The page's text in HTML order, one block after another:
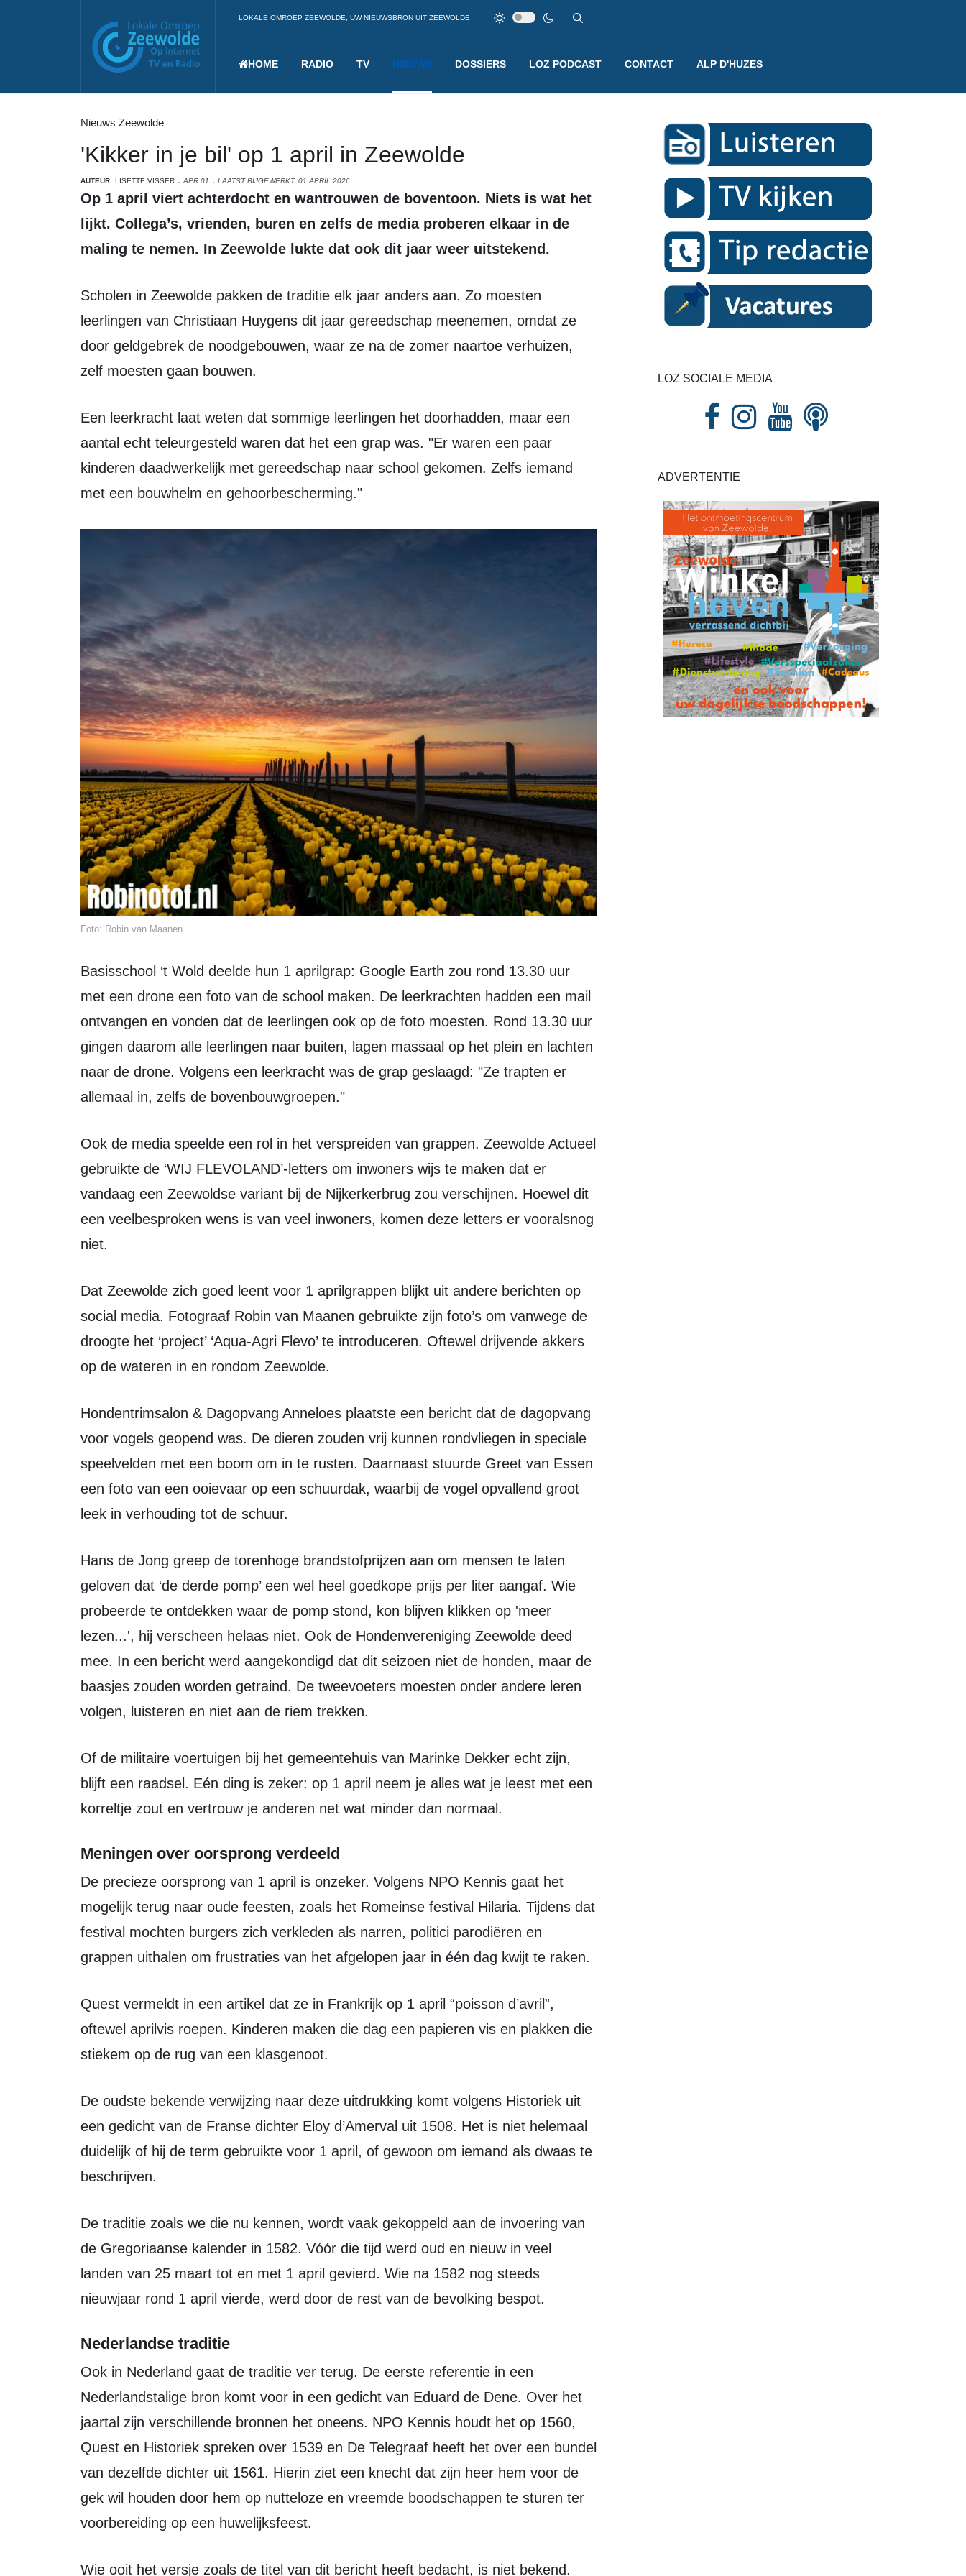
LOKALE OMROEP ZEEWOLDE, UW NIEUWSBRON UIT ZEEWOLDE
HOME RADIO TV NIEUWS DOSSIERS LOZ PODCAST CONTACT ALP D'HUZES
Nieuws Zeewolde
'Kikker in je bil' op 1 april in Zeewolde
AUTEUR: LISETTE VISSER APR 01 LAATST BIJGEWERKT: 01 APRIL 2026
Op 1 april viert achterdocht en wantrouwen de boventoon. Niets is wat het
lijkt. Collega’s, vrienden, buren en zelfs de media proberen elkaar in de
maling te nemen. In Zeewolde lukte dat ook dit jaar weer uitstekend.
Scholen in Zeewolde pakken de traditie elk jaar anders aan. Zo moesten
leerlingen van Christiaan Huygens dit jaar gereedschap meenemen, omdat ze
door geldgebrek de noodgebouwen, waar ze na de zomer naartoe verhuizen,
zelf moesten gaan bouwen.
Een leerkracht laat weten dat sommige leerlingen het doorhadden, maar een
aantal echt teleurgesteld waren dat het een grap was. "Er waren een paar
kinderen daadwerkelijk met gereedschap naar school gekomen. Zelfs iemand
met een bouwhelm en gehoorbescherming."
Foto: Robin van Maanen
Basisschool ‘t Wold deelde hun 1 aprilgrap: Google Earth zou rond 13.30 uur
met een drone een foto van de school maken. De leerkrachten hadden een mail
ontvangen en vonden dat de leerlingen ook op de foto moesten. Rond 13.30 uur
gingen daarom alle leerlingen naar buiten, lagen massaal op het plein en lachten
naar de drone. Volgens een leerkracht was de grap geslaagd: "Ze trapten er
allemaal in, zelfs de bovenbouwgroepen."
Ook de media speelde een rol in het verspreiden van grappen. Zeewolde Actueel
gebruikte de ‘WIJ FLEVOLAND’-letters om inwoners wijs te maken dat er
vandaag een Zeewoldse variant bij de Nijkerkerbrug zou verschijnen. Hoewel dit
een veelbesproken wens is van veel inwoners, komen deze letters er vooralsnog
niet.
Dat Zeewolde zich goed leent voor 1 aprilgrappen blijkt uit andere berichten op
social media. Fotograaf Robin van Maanen gebruikte zijn foto’s om vanwege de
droogte het ‘project’ ‘Aqua-Agri Flevo’ te introduceren. Oftewel drijvende akkers
op de wateren in en rondom Zeewolde.
Hondentrimsalon & Dagopvang Anneloes plaatste een bericht dat de dagopvang
voor vogels geopend was. De dieren zouden vrij kunnen rondvliegen in speciale
speelvelden met een boom om in te rusten. Daarnaast stuurde Greet van Essen
een foto van een ooievaar op een schuurdak, waarbij de vogel opvallend groot
leek in verhouding tot de schuur.
Hans de Jong greep de torenhoge brandstofprijzen aan om mensen te laten
geloven dat ‘de derde pomp’ een wel heel goedkope prijs per liter aangaf. Wie
probeerde te ontdekken waar de pomp stond, kon blijven klikken op 'meer
lezen...', hij verscheen helaas niet. Ook de Hondenvereniging Zeewolde deed
mee. In een bericht werd aangekondigd dat dit seizoen niet de honden, maar de
baasjes zouden worden getraind. De tweevoeters moesten onder andere leren
volgen, luisteren en niet aan de riem trekken.
Of de militaire voertuigen bij het gemeentehuis van Marinke Dekker echt zijn,
blijft een raadsel. Eén ding is zeker: op 1 april neem je alles wat je leest met een
korreltje zout en vertrouw je anderen net wat minder dan normaal.
Meningen over oorsprong verdeeld
De precieze oorsprong van 1 april is onzeker. Volgens NPO Kennis gaat het
mogelijk terug naar oude feesten, zoals het Romeinse festival Hilaria. Tijdens dat
festival mochten burgers zich verkleden als narren, politici parodiëren en
grappen uithalen om frustraties van het afgelopen jaar in één dag kwijt te raken.
Quest vermeldt in een artikel dat ze in Frankrijk op 1 april “poisson d’avril”,
oftewel aprilvis roepen. Kinderen maken die dag een papieren vis en plakken die
stiekem op de rug van een klasgenoot.
De oudste bekende verwijzing naar deze uitdrukking komt volgens Historiek uit
een gedicht van de Franse dichter Eloy d’Amerval uit 1508. Het is niet helemaal
duidelijk of hij de term gebruikte voor 1 april, of gewoon om iemand als dwaas te
beschrijven.
De traditie zoals we die nu kennen, wordt vaak gekoppeld aan de invoering van
de Gregoriaanse kalender in 1582. Vóór die tijd werd oud en nieuw in veel
landen van 25 maart tot en met 1 april gevierd. Wie na 1582 nog steeds
nieuwjaar rond 1 april vierde, werd door de rest van de bevolking bespot.
Nederlandse traditie
Ook in Nederland gaat de traditie ver terug. De eerste referentie in een
Nederlandstalige bron komt voor in een gedicht van Eduard de Dene. Over het
jaartal zijn verschillende bronnen het oneens. NPO Kennis houdt het op 1560,
Quest en Historiek spreken over 1539 en De Telegraaf heeft het over een bundel
van dezelfde dichter uit 1561. Hierin ziet een knecht dat zijn heer hem voor de
gek wil houden door hem op nutteloze en vreemde boodschappen te sturen ter
voorbereiding op een huwelijksfeest.
Wie ooit het versje zoals de titel van dit bericht heeft bedacht, is niet bekend.
LOZ SOCIALE MEDIA
ADVERTENTIE